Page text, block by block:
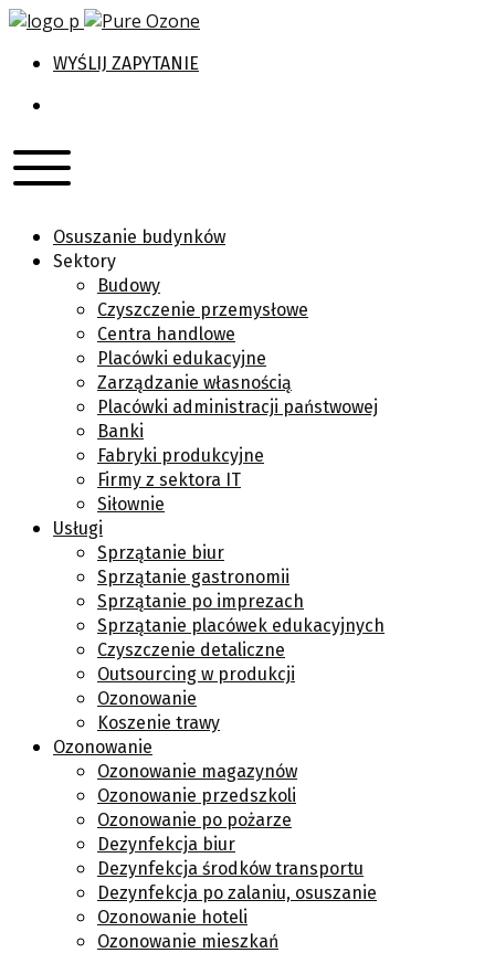
WYŚLIJ ZAPYTANIE
Osuszanie budynków
Sektory
Budowy
Czyszczenie przemysłowe
Centra handlowe
Placówki edukacyjne
Zarządzanie własnością
Placówki administracji państwowej
Banki
Fabryki produkcyjne
Firmy z sektora IT
Siłownie
Usługi
Sprzątanie biur
Sprzątanie gastronomii
Sprzątanie po imprezach
Sprzątanie placówek edukacyjnych
Czyszczenie detaliczne
Outsourcing w produkcji
Ozonowanie
Koszenie trawy
Ozonowanie
Ozonowanie magazynów
Ozonowanie przedszkoli
Ozonowanie po pożarze
Dezynfekcja biur
Dezynfekcja środków transportu
Dezynfekcja po zalaniu, osuszanie
Ozonowanie hoteli
Ozonowanie mieszkań